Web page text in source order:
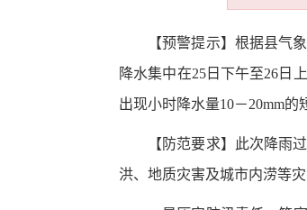
【预警提示】 根据县气
降水集中在25日下午至26日
出现小时降水量10－20mm
【 防范要求】
此次降雨
洪、地质灾害及城市内涝等